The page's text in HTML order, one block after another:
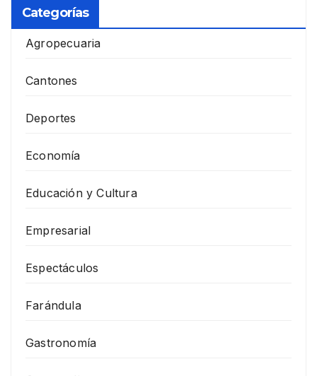
Categorías
Agropecuaria
Cantones
Deportes
Economía
Educación y Cultura
Empresarial
Espectáculos
Farándula
Gastronomía